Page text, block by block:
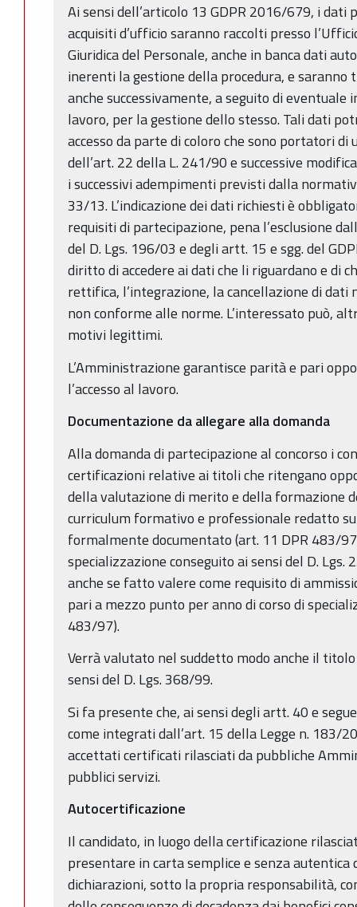
Ai sensi dell’articolo 13 GDPR 2016/679, i
acquisiti d’ufficio saranno raccolti presso
Giuridica del Personale, anche in banca dati
inerenti la gestione della procedura, e
anche successivamente, a seguito di
lavoro, per la gestione dello stesso. Tali dati
accesso da parte di coloro che sono portatori di
dell’art. 22 della L. 241/90 e successive
i successivi adempimenti previsti dalla
33/13. L’indicazione dei dati richiesti è
requisiti di partecipazione, pena l’esclusione
del D. Lgs. 196/03 e degli artt. 15 e sgg. del
diritto di accedere ai dati che li riguardano e di
rettifica, l’integrazione, la cancellazione di
non conforme alle norme. L’interessato può,
motivi legittimi.
L’Amministrazione garantisce parità e pari
l’accesso al lavoro.
Documentazione da allegare alla domanda
Alla domanda di partecipazione al concorso i
certificazioni relative ai titoli che ritengano
della valutazione di merito e della formazione
curriculum formativo e professionale redatto
formalmente documentato (art. 11 DPR 483/
specializzazione conseguito ai sensi del D.
anche se fatto valere come requisito di
pari a mezzo punto per anno di corso di
483/97).
Verrà valutato nel suddetto modo anche il
sensi del D. Lgs. 368/99.
Si fa presente che, ai sensi degli artt. 40 e
come integrati dall’art. 15 della Legge n. 183/
accettati certificati rilasciati da pubbliche
pubblici servizi.
Autocertificazione
Il candidato, in luogo della certificazione
presentare in carta semplice e senza
dichiarazioni, sotto la propria responsabilità,